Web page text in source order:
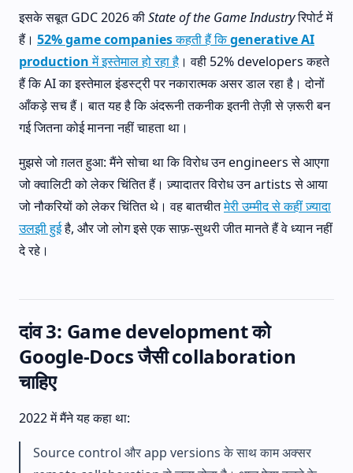
इसके सबूत GDC 2026 कीState of the Game Industryरिपोर्ट में
हैं। 52% game companies कहती हैं कि generative AI
production में इस्तेमाल हो रहा है । वही 52% developers कहते
हैं कि AI का इस्तेमाल इंडस्ट्री पर नकारात्मक असर डाल रहा है। दोनों
आँकड़े सच हैं। बात यह है कि अंदरूनी तकनीक इतनी तेज़ी से ज़रूरी बन
गई जितना कोई मानना नहीं चाहता था।
मुझसे जो ग़लत हुआ: मैंने सोचा था कि विरोध उन engineers से आएगा
जो क्वालिटी को लेकर चिंतित हैं। ज़्यादातर विरोध उन artists से आया
जो नौकरियों को लेकर चिंतित थे। वह बातचीतमेरी उम्मीद से कहीं ज़्यादा
उलझी हुईहै, और जो लोग इसे एक साफ़-सुथरी जीत मानते हैं वे ध्यान नहीं
दे रहे।
दांव 3: Game development को
Google-Docs जैसी collaboration
चाहिए
2022 में मैंने यह कहा था:
Source control और app versions के साथ काम अक्सर